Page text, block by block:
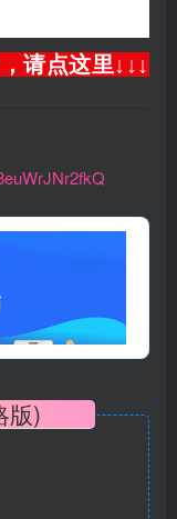
请点这里↓ ↓↓
版)